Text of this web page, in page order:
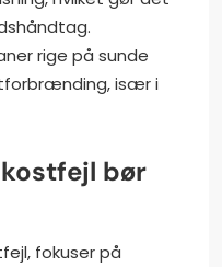
rige på sunde
især i
bør
fokuser på